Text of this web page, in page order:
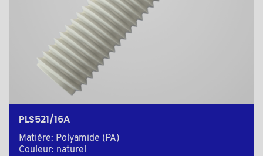
PLS521/16A
Matière: Polyamide (PA)
Couleur: naturel